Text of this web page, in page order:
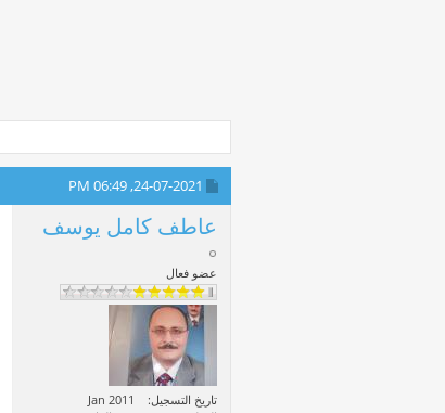
24-07-2021,
06:49 PM
عاطف كامل يوسف
عضو فعال
تاريخ التسجيل
Jan 2011